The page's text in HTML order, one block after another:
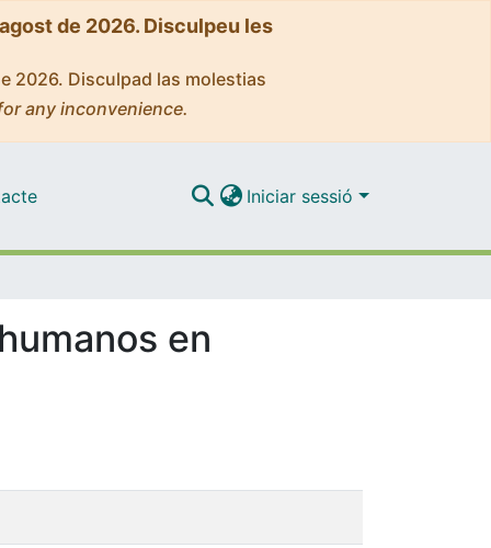
de 2026. Disculpeu les
2026. Disculpad las molestias
any inconvenience.
Iniciar sessió
en